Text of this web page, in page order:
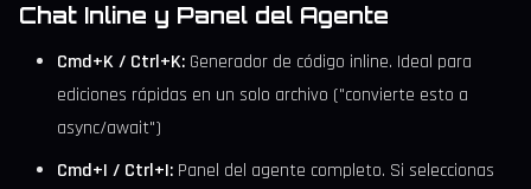
Chat Inline y Panel del Agente
Cmd+K / Ctrl+K: Generador de código inline. Ideal para
ediciones rápidas en un solo archivo ("convierte esto a
async/await")
Cmd+I / Ctrl+I: Panel del agente completo. Si seleccionas